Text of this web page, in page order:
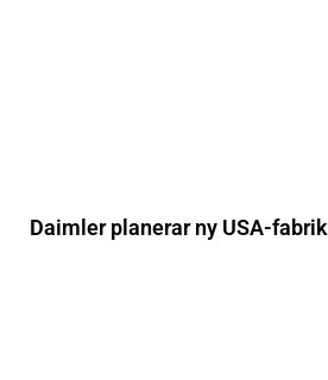
Daimler planerar ny USA-fabrik